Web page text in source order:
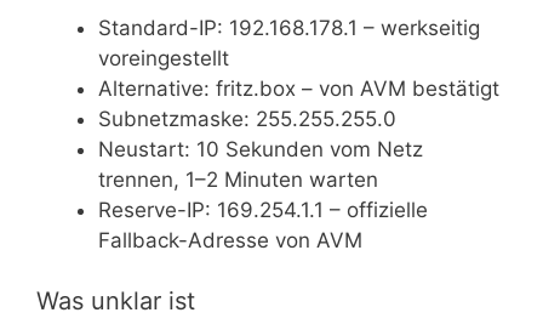
Standard-IP: 192.168.178.1 – werkseitig
voreingestellt
Alternative: fritz.box – von AVM bestätigt
Subnetzmaske: 255.255.255.0
Neustart: 10 Sekunden vom Netz
trennen, 1–2 Minuten warten
Reserve-IP: 169.254.1.1 – offizielle
Fallback-Adresse von AVM
Was unklar ist